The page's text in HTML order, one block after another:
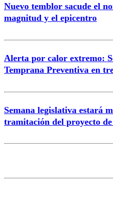
Nuevo temblor sacude el
magnitud y el epicentro
Alerta por calor extremo:
Temprana Preventiva en
Semana legislativa estará
tramitación del proyecto